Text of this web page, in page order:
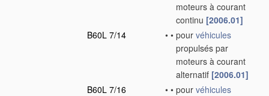
moteurs à courant
continu [2006.01]
B60L 7/14
• • pour véhicules
propulsés par
moteurs à courant
alternatif [2006.01]
B60L 7/16
• • pour véhicules